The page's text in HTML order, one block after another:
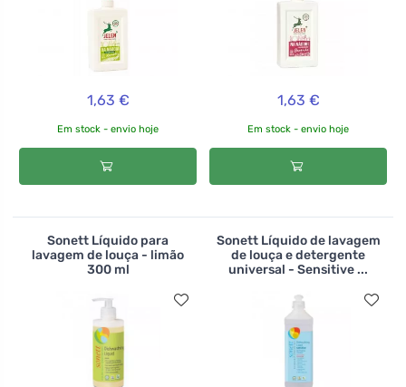
1,63 €
Em stock - envio hoje
1,63 €
Em stock - envio hoje
Sonett Líquido para
lavagem de louça - limão
300 ml
Sonett Líquido de lavagem
de louça e detergente
universal - Sensitive ...